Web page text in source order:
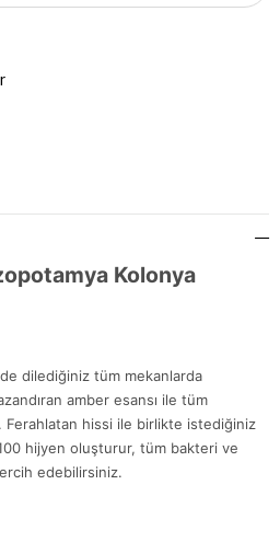
Kolonya
dilediğiniz tüm mekanlarda
amber esansı ile tüm
Ferahlatan hissi ile birlikte istediğiniz
hijyen oluşturur, tüm bakteri ve
edebilirsiniz.